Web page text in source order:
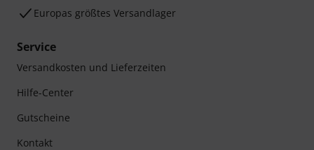
Europas größtes Versandlager
Service
Versandkosten und Lieferzeiten
Hilfe-Center
Gutscheine
Kontakt